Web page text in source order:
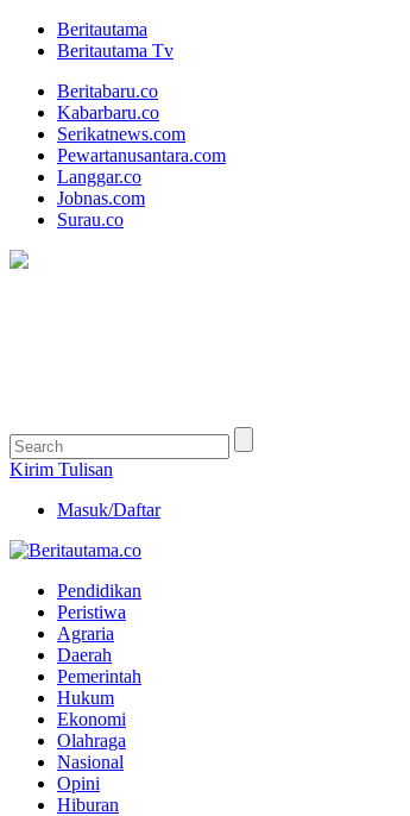
Beritautama
Beritautama Tv
Beritabaru.co
Kabarbaru.co
Serikatnews.com
Pewartanusantara.com
Langgar.co
Jobnas.com
Surau.co
Kirim Tulisan
Masuk/Daftar
Pendidikan
Peristiwa
Agraria
Daerah
Pemerintah
Hukum
Ekonomi
Olahraga
Nasional
Opini
Hiburan